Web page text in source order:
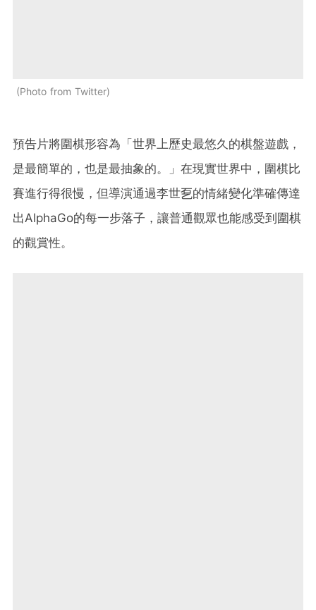
Photo from Twitter
預告片將圍棋形容為「世界上歷史最悠久的棋盤遊戲，
是最簡單的，也是最抽象的。」在現實世界中，圍棋比
賽進行得很慢，但導演通過李世乭的情緒變化準確傳達
出AlphaGo的每一步落子，讓普通觀眾也能感受到圍棋
的觀賞性。